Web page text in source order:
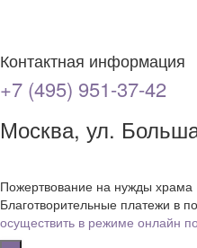
Контактная информация
+7 (495) 951-37-42
Москва, ул.
Пожертвование на нужды храма
Благотворительные платежи
осуществить в режиме онлайн